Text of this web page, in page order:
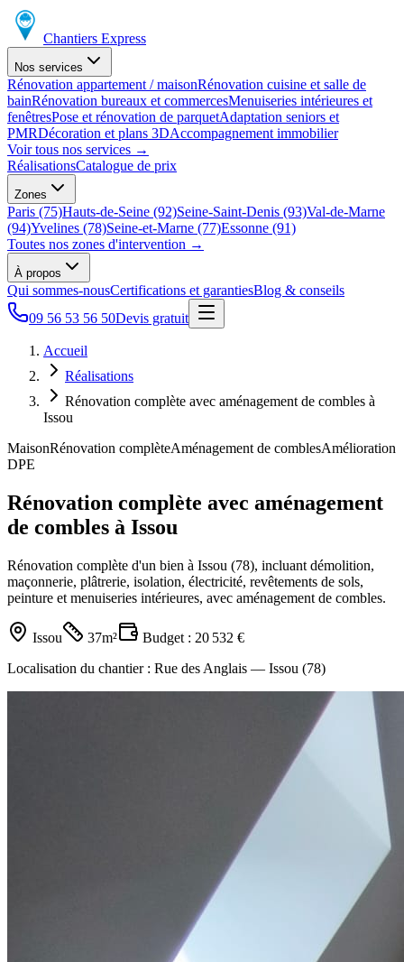
Chantiers Express
Nos services
Rénovation appartement / maisonRénovation cuisine et salle de
bainRénovation bureaux et commercesMenuiseries intérieures et
fenêtresPose et rénovation de parquetAdaptation seniors et
PMRDécoration et plans 3DAccompagnement immobilier
Voir tous nos services →
RéalisationsCatalogue de prix
Zones
Paris (75)Hauts-de-Seine (92)Seine-Saint-Denis (93)Val-de-Marne
(94)Yvelines (78)Seine-et-Marne (77)Essonne (91)
Toutes nos zones d'intervention →
À propos
Qui sommes-nousCertifications et garantiesBlog & conseils
09 56 53 56 50Devis gratuit
Accueil
Réalisations
Rénovation complète avec aménagement de combles à
Issou
MaisonRénovation complèteAménagement de comblesAmélioration
DPE
Rénovation complète avec aménagement
de combles à Issou
Rénovation complète d'un bien à Issou (78), incluant démolition,
maçonnerie, plâtrerie, isolation, électricité, revêtements de sols,
peinture et menuiseries intérieures, avec aménagement de combles.
Issou 37m² Budget : 20 532 €
Localisation du chantier : Rue des Anglais — Issou (78)